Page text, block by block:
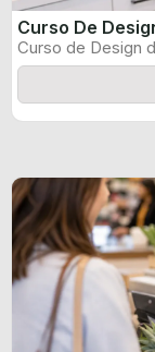
Curso De
Curso de Design
certificado